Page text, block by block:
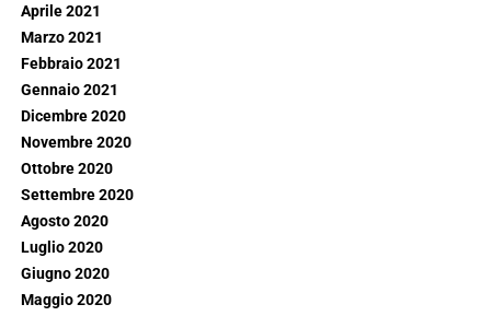
Aprile 2021
Marzo 2021
Febbraio 2021
Gennaio 2021
Dicembre 2020
Novembre 2020
Ottobre 2020
Settembre 2020
Agosto 2020
Luglio 2020
Giugno 2020
Maggio 2020